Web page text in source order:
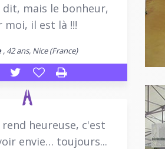
dit, mais le bonheur,
moi, il est là !!!
, 42 ans, Nice (France)
rend heureuse, c'est
envie… toujours...